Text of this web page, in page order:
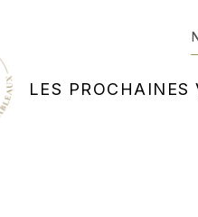
LES PROCHAINES